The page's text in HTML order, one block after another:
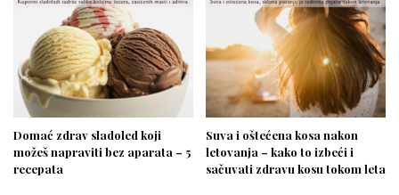
Domać zdrav sladoled koji
možeš napraviti bez aparata – 5
recepata
Suva i oštećena kosa nakon
letovanja – kako to izbeći i
sačuvati zdravu kosu tokom leta